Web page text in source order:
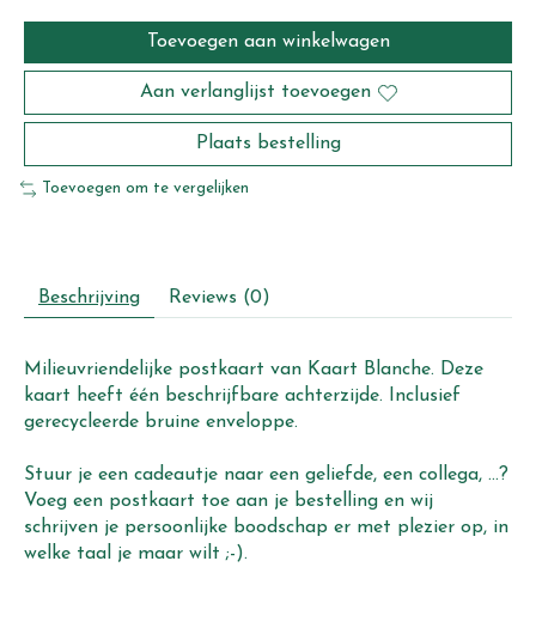
Toevoegen aan winkelwagen
Aan verlanglijst toevoegen
Plaats bestelling
Toevoegen om te vergelijken
Beschrijving Reviews (0)
Milieuvriendelijke postkaart van Kaart Blanche. Deze
kaart heeft één beschrijfbare achterzijde. Inclusief
gerecycleerde bruine enveloppe.
Stuur je een cadeautje naar een geliefde, een collega, ...?
Voeg een postkaart toe aan je bestelling en wij
schrijven je persoonlijke boodschap er met plezier op, in
welke taal je maar wilt ;-).